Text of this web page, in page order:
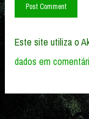
Este site utiliza o
dados em